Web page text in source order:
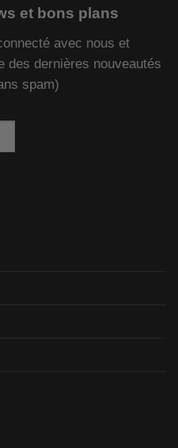
et bons plans
avec nous et
des dernières nouveautés
spam)